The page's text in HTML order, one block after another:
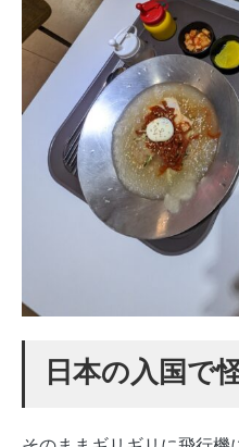
日本の入国で